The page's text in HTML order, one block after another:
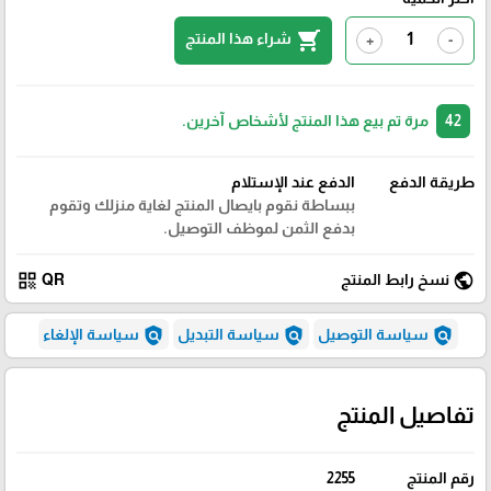
-
+
shopping_cart شراء هذا المنتج
مرة تم بيع هذا المنتج لأشخاص آخرين.
طريقة الدفع
الدفع عند الإستلام
ببساطة نقوم بايصال المنتج لغاية منزلك وتقوم
بدفع الثمن لموظف التوصيل.
public نسخ رابط المنتج QR
qr_code
policy سياسة التوصيل policy سياسة التبديل policy سياسة الإلغاء
تفاصيل المنتج
رقم المنتج 2255